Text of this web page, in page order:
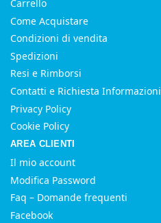
Carrello
Come Acquistare
Condizioni di vendita
Spedizioni
Resi e Rimborsi
Contatti e Richiesta Informazioni
Privacy Policy
Cookie Policy
AREA CLIENTI
Il mio account
Modifica Password
Faq – Domande frequenti
Facebook